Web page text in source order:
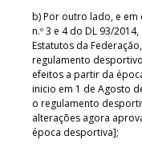
b) Por outro lado, e
n.º 3 e 4 do DL 93/2014,
Estatutos da
regulamento
efeitos a partir da
inicio em 1 de Agosto
o regulamento
alterações agora
época desportiva];